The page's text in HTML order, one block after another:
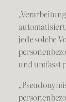
jede solche
und umfasst